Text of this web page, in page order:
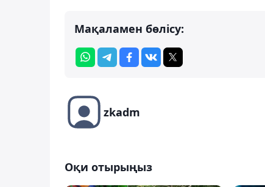
Мақаламен бөлісу:
zkadm
Оқи отырыңыз